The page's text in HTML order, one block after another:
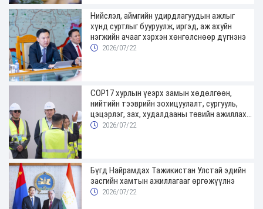
Нийслэл, аймгийн удирдлагуудын ажлыг
хүнд суртлыг бууруулж, иргэд, аж ахуйн
нэгжийн ачааг хэрхэн хөнгөлснөөр дүгнэнэ
2026/07/22
COP17 хурлын үеэрх замын хөдөлгөөн,
нийтийн тээврийн зохицуулалт, сургууль,
цэцэрлэг, зах, худалдааны төвийн ажиллах
хуваарийг гаргаж, иргэдэд мэдээлэхийг
2026/07/22
Бүгд Найрамдах Тажикистан Улстай эдийн
засгийн хамтын ажиллагааг өргөжүүлнэ
2026/07/22